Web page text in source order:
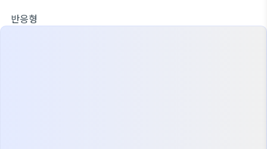
반응형